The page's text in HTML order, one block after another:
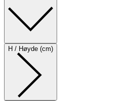
H / Høyde (cm)